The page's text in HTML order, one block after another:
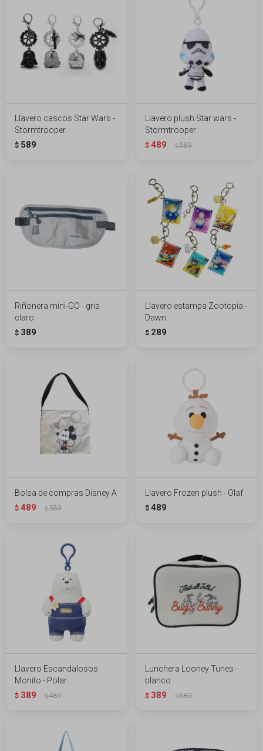
Llavero cascos Star Wars -
Stormtrooper
$ 589
Llavero plush Star wars -
Stormtrooper
$ 489 $589
Riñonera mini-GO - gris
claro
$ 389
Llavero estampa Zootopia -
Dawn
$ 289
Bolsa de compras Disney A
$ 489 $589
Llavero Frozen plush - Olaf
$ 489
Llavero Escandalosos
Monito - Polar
$ 389 $489
Lunchera Looney Tunes -
blanco
$ 389 $589